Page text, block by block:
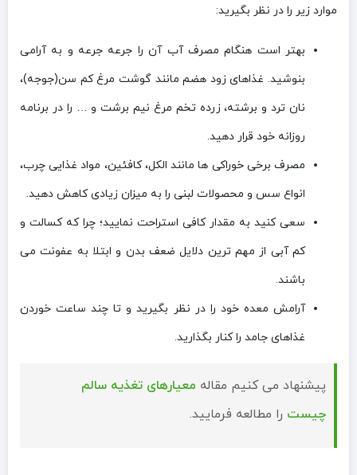
موارد زیر را در نظر بگیرید:
بهتر است هنگام مصرف آب آن را جرعه جرعه و به آرامی
بنوشید. غذاهای زود هضم مانند گوشت مرغ کم سن(جوجه)،
نان ترد و برشته، زرده تخم مرغ نیم برشت و … را در برنامه
روزانه خود قرار دهید.
مصرف برخی خوراکی ها مانند الکل، کافئین، مواد غذایی چرب،
انواع سس و محصولات لبنی را به میزان زیادی کاهش دهید.
سعی کنید به مقدار کافی استراحت نمایید؛ چرا که کسالت و
کم آبی از مهم ترین دلایل ضعف بدن و ابتلا به عفونت می
باشند.
آرامش معده خود را در نظر بگیرید و تا چند ساعت خوردن
غذاهای جامد را کنار بگذارید.
پیشنهاد می کنیم مقاله معیارهای تغذیه سالم
چیست را مطالعه فرمایید.